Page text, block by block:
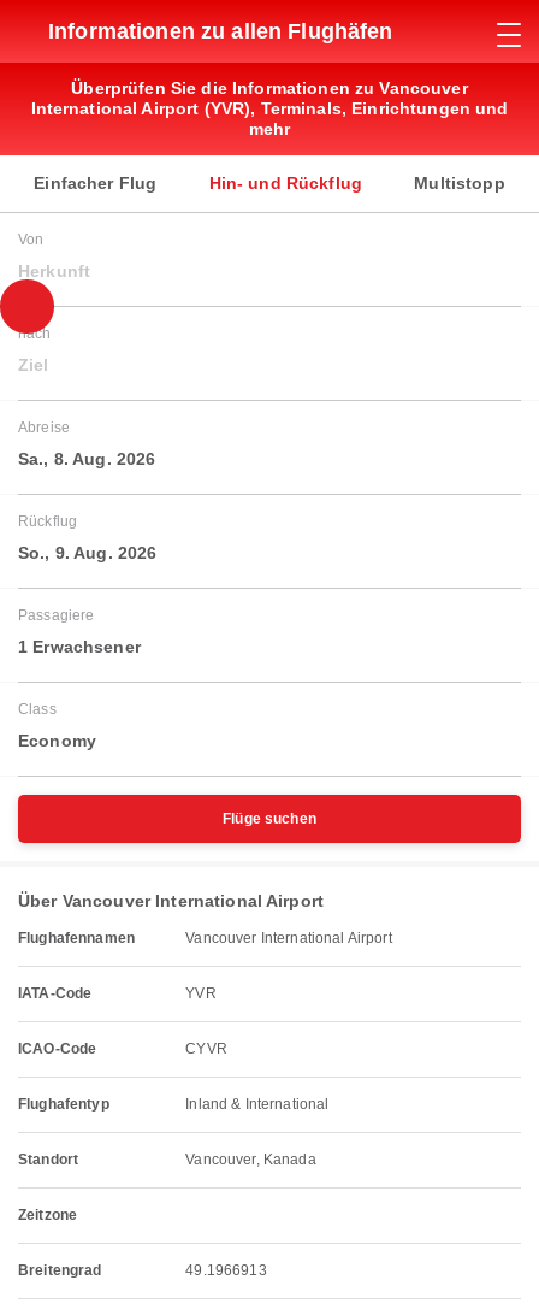
Informationen zu allen Flughäfen
Überprüfen Sie die Informationen zu Vancouver
International Airport (YVR), Terminals, Einrichtungen und
mehr
Einfacher Flug Hin- und Rückflug Multistopp
Von
Herkunft
nach
Ziel
Abreise
Sa., 8. Aug. 2026
Rückflug
So., 9. Aug. 2026
Passagiere
1 Erwachsener
Class
Economy
Flüge suchen
Über Vancouver International Airport
Flughafennamen Vancouver International Airport
IATA-Code YVR
ICAO-Code CYVR
Flughafentyp Inland & International
Standort Vancouver, Kanada
Zeitzone
Breitengrad 49.1966913